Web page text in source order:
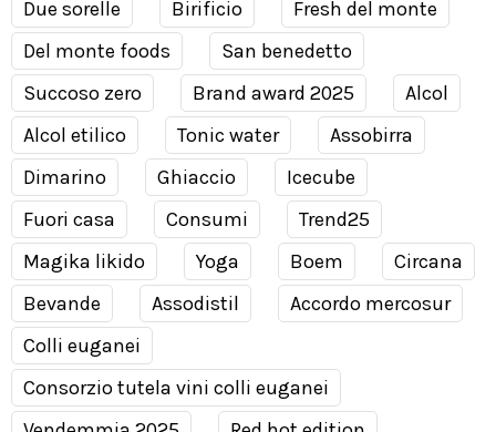
Due sorelle
Birificio
Fresh del monte
Del monte foods
San benedetto
Succoso zero
Brand award 2025
Alcol
Alcol etilico
Tonic water
Assobirra
Dimarino
Ghiaccio
Icecube
Fuori casa
Consumi
Trend25
Magika likido
Yoga Boem
Circana
Bevande
Assodistil
Accordo mercosur
Colli euganei
Consorzio tutela vini colli euganei